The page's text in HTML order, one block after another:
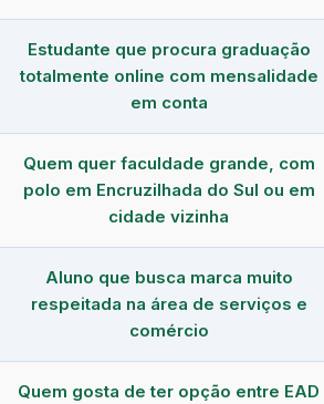
Estudante que procura graduação
totalmente online com mensalidade
em conta
Quem quer faculdade grande, com
polo em Encruzilhada do Sul ou em
cidade vizinha
Aluno que busca marca muito
respeitada na área de serviços e
comércio
Quem gosta de ter opção entre EAD